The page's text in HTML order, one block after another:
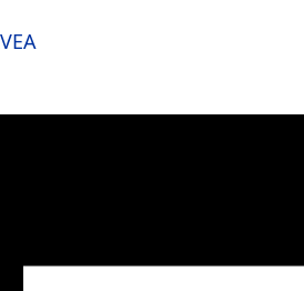
использованию файлов cookie и